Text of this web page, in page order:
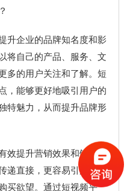
升企业的品牌知名度和影
将自己的产品、服务、文
多的用户关注和了解。短
，能够更好地吸引用户的
特魅力，从而提升品牌形
效提升营销效果和销售业
递直接，更容易引起用户
买欲望。通过短视频平